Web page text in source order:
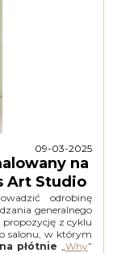
09-03-2025
na
Art Studio
odrobinę
generalnego
z cyklu
salonu, w którym
płótnie Why”